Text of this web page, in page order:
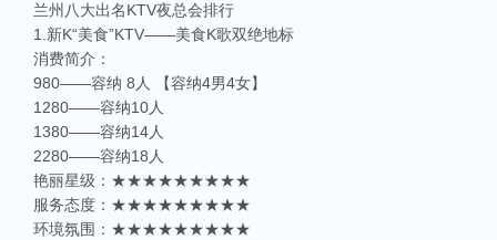
兰州八大出名KTV夜总会排行
1.新K“美食”KTV——美食K歌双绝地标
消费简介：
980——容纳 8人 【容纳4男4女】
1280——容纳10人
1380——容纳14人
2280——容纳18人
艳丽星级：★★★★★★★★★
服务态度：★★★★★★★★★
环境氛围：★★★★★★★★★